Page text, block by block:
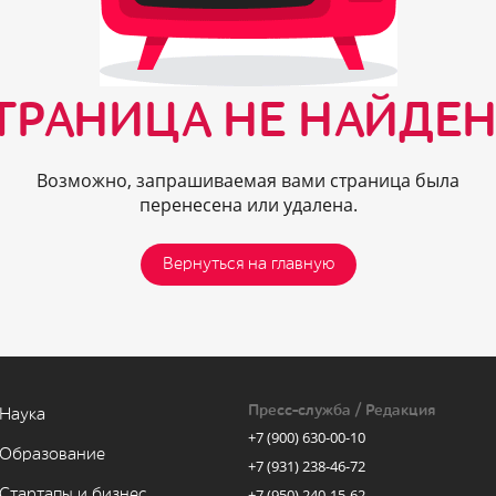
НЕ
Возможно, запрашиваемая вами страница была
перенесена или удалена.
Вернуться на главную
Наука
Образование
Пресс-служба / Редакция
+7 (900) 630-00-10
+7 (931) 238-46-72